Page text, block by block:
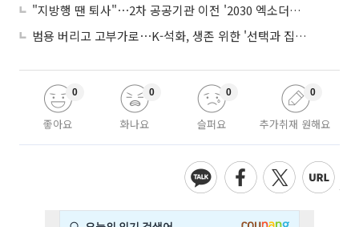
"지방행 땐 퇴사"⋯2차 공공기관 이전 '2030 엑소더스' 뇌관
범용 버리고 고부가로⋯K-석화, 생존 위한 '선택과 집중'
좋아요
0
화나요
0
슬퍼요
0
추가취재 원해요
0